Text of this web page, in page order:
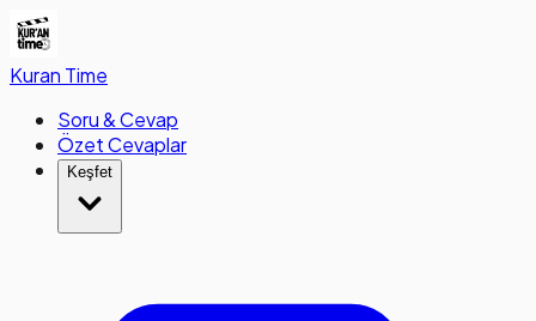
Kuran Time
Soru & Cevap
Özet Cevaplar
Keşfet